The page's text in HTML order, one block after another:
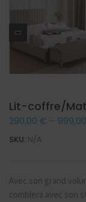
Lit-coffre/
290,00 € – 999,00
SKU: N/A
Avec son grand
comblera avec son